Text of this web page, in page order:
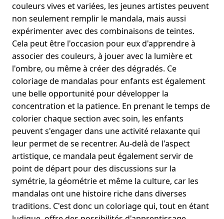
couleurs vives et variées, les jeunes artistes peuvent
non seulement remplir le mandala, mais aussi
expérimenter avec des combinaisons de teintes.
Cela peut être l'occasion pour eux d'apprendre à
associer des couleurs, à jouer avec la lumière et
l'ombre, ou même à créer des dégradés. Ce
coloriage de mandalas pour enfants est également
une belle opportunité pour développer la
concentration et la patience. En prenant le temps de
colorier chaque section avec soin, les enfants
peuvent s'engager dans une activité relaxante qui
leur permet de se recentrer. Au-delà de l'aspect
artistique, ce mandala peut également servir de
point de départ pour des discussions sur la
symétrie, la géométrie et même la culture, car les
mandalas ont une histoire riche dans diverses
traditions. C'est donc un coloriage qui, tout en étant